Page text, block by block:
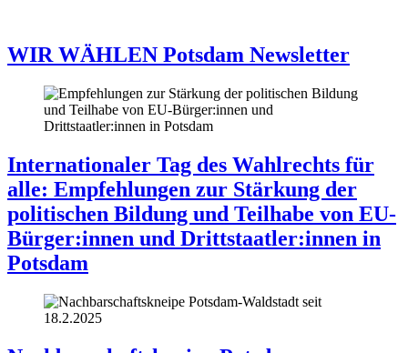
WIR WÄHLEN Potsdam Newsletter
Internationaler Tag des Wahlrechts für
alle: Empfehlungen zur Stärkung der
politischen Bildung und Teilhabe von EU-
Bürger:innen und Drittstaatler:innen in
Potsdam